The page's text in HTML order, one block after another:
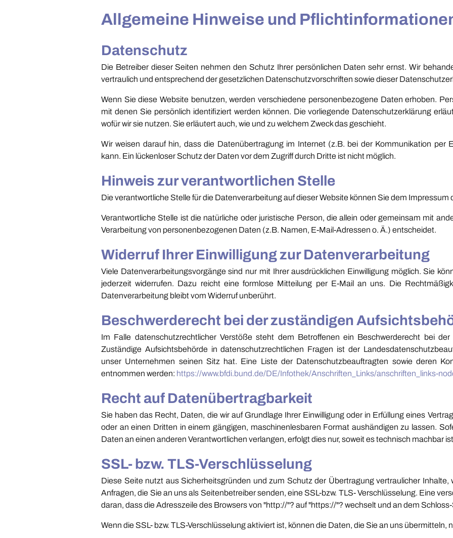
Allgemeine Hinweise und
Datenschutz
Die Betreiber dieser Seiten nehmen den Schutz Ihrer persönlichen Daten sehr ernst. Wir
vertraulich und entsprechend der gesetzlichen Datenschutzvorschriften sowie dieser
Wenn Sie diese Website benutzen, werden verschiedene personenbezogene Daten erhoben.
mit denen Sie persönlich identifiziert werden können. Die vorliegende Datenschutzerklärung
wofür wir sie nutzen. Sie erläutert auch, wie und zu welchem Zweck das geschieht.
Wir weisen darauf hin, dass die Datenübertragung im Internet (z.B. bei der Kommunikation per
kann. Ein lückenloser Schutz der Daten vor dem Zugriff durch Dritte ist nicht möglich.
Hinweis zur verantwortlichen Stelle
Die verantwortliche Stelle für die Datenverarbeitung auf dieser Website können Sie dem Impressum
Verantwortliche Stelle ist die natürliche oder juristische Person, die allein oder gemeinsam mit
Verarbeitung von personenbezogenen Daten (z.B. Namen, E-Mail-Adressen o. Ä.) entscheidet.
Widerruf Ihrer Einwilligung zur Datenverarbeitung
Viele Datenverarbeitungsvorgänge sind nur mit Ihrer ausdrücklichen Einwilligung möglich. Sie
jederzeit widerrufen. Dazu reicht eine formlose Mitteilung per E-Mail an uns. Die
Datenverarbeitung bleibt vom Widerruf unberührt.
Beschwerderecht bei der zuständigen
Im Falle datenschutzrechtlicher Verstöße steht dem Betroffenen ein Beschwerderecht bei
Zuständige Aufsichtsbehörde in datenschutzrechtlichen Fragen ist der
unser Unternehmen seinen Sitz hat. Eine Liste der Datenschutzbeauftragten sowie deren
entnommen werden: https://www.bfdi.bund.de/DE/Infothek/Anschriften_Links/anschriften_links-
Recht auf Datenübertragbarkeit
Sie haben das Recht, Daten, die wir auf Grundlage Ihrer Einwilligung oder in Erfüllung eines
oder an einen Dritten in einem gängigen, maschinenlesbaren Format aushändigen zu lassen.
Daten an einen anderen Verantwortlichen verlangen, erfolgt dies nur, soweit es technisch machbar
SSL- bzw. TLS-Verschlüsselung
Diese Seite nutzt aus Sicherheitsgründen und zum Schutz der Übertragung vertraulicher Inhalte,
Anfragen, die Sie an uns als Seitenbetreiber senden, eine SSL-bzw. TLS- Verschlüsselung. Eine
daran, dass die Adresszeile des Browsers von "http://"? auf "https://"? wechselt und an dem
Wenn die SSL- bzw. TLS-Verschlüsselung aktiviert ist, können die Daten, die Sie an uns übermitteln,